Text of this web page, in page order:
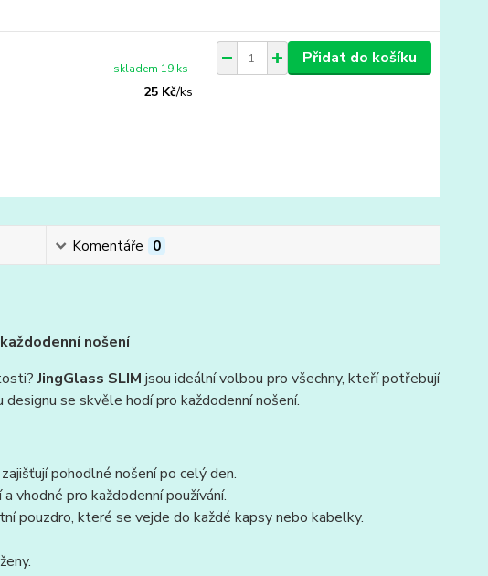
25 Kč/ks
skladem 19 ks
Přidat do košíku
Komentáře 0
nošení
JingGlass SLIM jsou ideální volbou pro všechny, kteří potřebují
se skvěle hodí pro každodenní nošení.
pohodlné nošení po celý den.
vhodné pro každodenní používání.
pouzdro, které se vejde do každé kapsy nebo kabelky.